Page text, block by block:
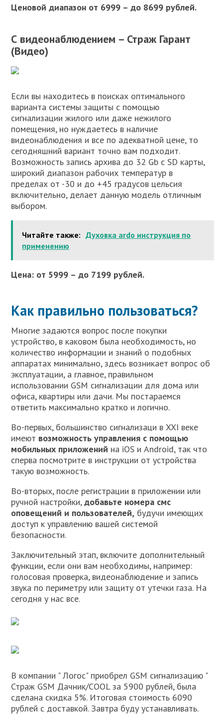
Ценовой диапазон от 6999 – до 8699 рублей.
С видеонаблюдением – Страж Гарант
(Видео)
Если вы находитесь в поисках оптимального
варианта системы защиты с помощью
сигнализации жилого или даже нежилого
помещения, но нуждаетесь в наличие
видеонаблюдения и все по адекватной цене, то
сегодняшний вариант точно вам подходит.
Возможность запись архива до 32 Gb с SD карты,
широкий диапазон рабочих температур в
пределах от -30 и до +45 градусов цельсия
включительно, делает данную модель отличным
выбором.
Читайте также: Духовка ardo инструкция по
применению
Цена: от 5999 – до 7199 рублей.
Как правильно пользоваться?
Многие задаются вопрос после покупки
устройство, в каковом была необходимость, но
количество информации и знаний о подобных
аппаратах минимально, здесь возникает вопрос об
эксплуатации, а главное, правильном
использовании GSM сигнализации для дома или
офиса, квартиры или дачи. Мы постараемся
ответить максимально кратко и логично.
Во-первых, большинство сигнализаци в XXI веке
имеют возможность управления с помощью
мобильных приложений на iOS и Android, так что
сперва посмотрите в инструкции от устройства
такую возможность.
Во-вторых, после регистрации в приложении или
ручной настройки,добавьте номера смс
оповещений и пользователей, будучи имеющих
доступ к управлению вашей системой
безопасности.
Заключительный этап, включите дополнительный
функции, если они вам необходимы, например:
голосовая проверка, видеонаблюдение и запись
звука по периметру или защиту от утечки газа. На
сегодня у нас все.
В компании " Логос" приобрел GSM сигнализацию "
Страж GSM Дачник/COOL за 5900 рублей, была
сделана скидка 5%. Итоговая стоимость 6090
рублей с доставкой. Завтра буду устанавливать.